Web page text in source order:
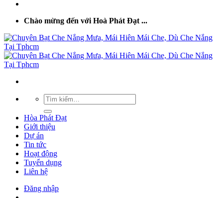
Chào mừng đến với Hoà Phát Đạt ...
Hòa Phát Đạt
Giới thiệu
Dự án
Tin tức
Hoạt động
Tuyển dụng
Liên hệ
Đăng nhập